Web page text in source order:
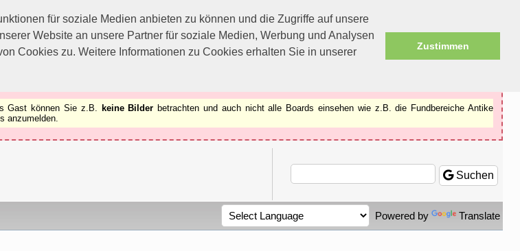
für soziale Medien anbieten zu können und die Zugriffe auf unsere
Website an unsere Partner für soziale Medien, Werbung und Analysen
Cookies zu. Weitere Informationen zu Cookies erhalten Sie in unserer
Zustimmen
Gast können Sie z.B. keine Bilder betrachten und auch nicht alle Boards einsehen wie z.B. die Fundbereiche Antike
anzumelden.
Suchen
Powered by Translate